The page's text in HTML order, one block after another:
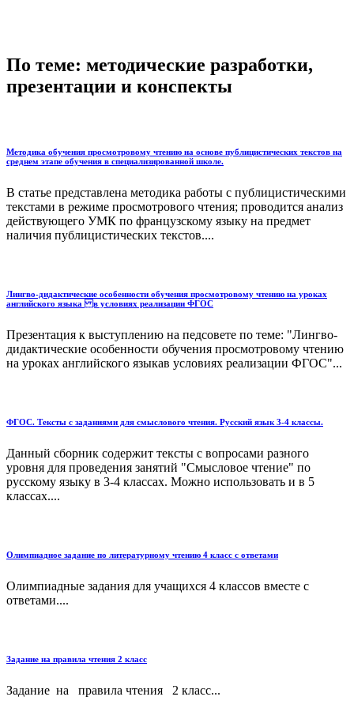
По теме: методические разработки,
презентации и конспекты
Методика обучения просмотровому чтению на основе публицистических текстов на
среднем этапе обучения в специализированной школе.
В статье представлена методика работы с публицистическими
текстами в режиме просмотрового чтения; проводится анализ
действующего УМК по французскому языку на предмет
наличия публицистических текстов....
Лингво-дидактические особенности обучения просмотровому чтению на уроках
английского языка в условиях реализации ФГОС
Презентация к выступлению на педсовете по теме: "Лингво-
дидактические особенности обучения просмотровому чтению
на уроках английского языкав условиях реализации ФГОС"...
ФГОС. Тексты с заданиями для смыслового чтения. Русский язык 3-4 классы.
Данный сборник содержит тексты с вопросами разного
уровня для проведения занятий "Смысловое чтение" по
русскому языку в 3-4 классах. Можно использовать и в 5
классах....
Олимпиадное задание по литературному чтению 4 класс с ответами
Олимпиадные задания для учащихся 4 классов вместе с
ответами....
Задание на правила чтения 2 класс
Задание на правила чтения 2 класс...